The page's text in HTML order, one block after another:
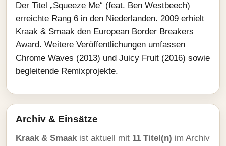
Der Titel „Squeeze Me“ (feat. Ben Westbeech)
erreichte Rang 6 in den Niederlanden. 2009 erhielt
Kraak & Smaak den European Border Breakers
Award. Weitere Veröffentlichungen umfassen
Chrome Waves (2013) und Juicy Fruit (2016) sowie
begleitende Remixprojekte.
Archiv & Einsätze
Kraak & Smaakist aktuell mit 11 Titel(n) im Archiv